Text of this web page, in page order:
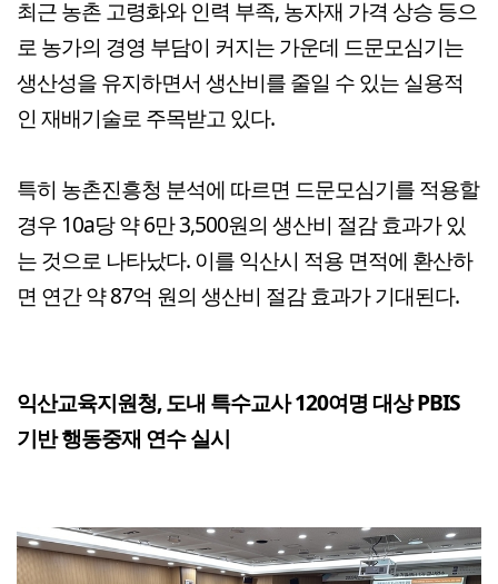
최근 농촌 고령화와 인력 부족, 농자재 가격 상승 등으
로 농가의 경영 부담이 커지는 가운데 드문모심기는
생산성을 유지하면서 생산비를 줄일 수 있는 실용적
인 재배기술로 주목받고 있다.
특히 농촌진흥청 분석에 따르면 드문모심기를 적용할
경우 10a당 약 6만 3,500원의 생산비 절감 효과가 있
는 것으로 나타났다. 이를 익산시 적용 면적에 환산하
면 연간 약 87억 원의 생산비 절감 효과가 기대된다.
익산교육지원청, 도내 특수교사 120여명 대상 PBIS
기반 행동중재 연수 실시